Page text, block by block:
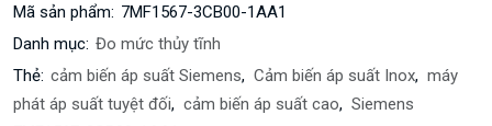
Mã sản phẩm: 7MF1567-3CB00-1AA1
Danh mục: Đo mức thủy tĩnh
Thẻ: cảm biến áp suất Siemens, Cảm biến áp suất Inox, máy
phát áp suất tuyệt đối, cảm biến áp suất cao, Siemens